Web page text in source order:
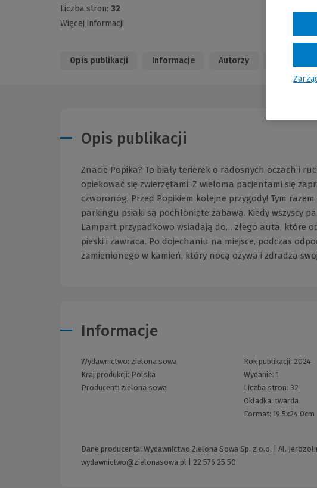
Liczba stron: 32
Więcej informacji
Opis publikacji Informacje Autorzy
Opis publikacji
Znacie Popika? To biały terierek o radosnych oczach i
opiekować się zwierzętami. Z wieloma pacjentami się
czworonóg. Przed Popikiem kolejne przygody! Tym
parkingu psiaki są pochłonięte zabawą. Kiedy wszyscy
Lampart przypadkowo wsiadają do… złego auta, które
pieski i zawraca. Po dojechaniu na miejsce, podczas
zamienionego w kamień, który nocą ożywa i zdradza
Informacje
Wydawnictwo: zielona sowa
Kraj produkcji: Polska
Producent: zielona sowa
Rok publikacji: 2024
Wydanie:1
Liczba stron: 32
Okładka:twarda
Format:19.5x24.0cm
Dane producenta: Wydawnictwo Zielona Sowa Sp. z o.o. | Al.
wydawnictwo@zielonasowa.pl
22 576 25 50